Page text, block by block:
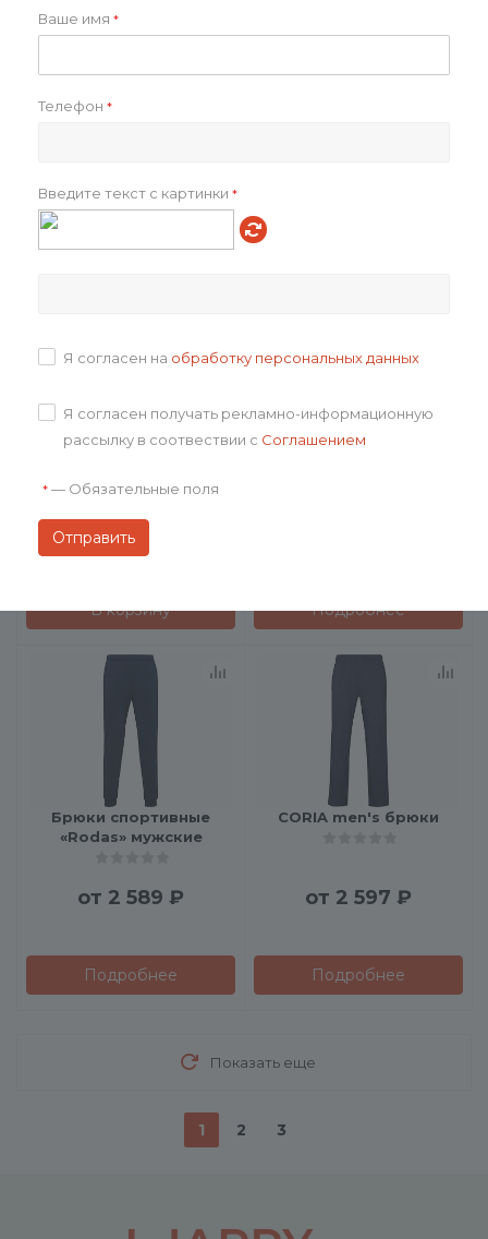
Шорты "Spiro"
2 149 ₽
2 374
В корзину Подробнее
Брюки спортивные
«Rodas» мужские
от 2 589 ₽
Подробнее
CORIA men's брюки
от 2 597 ₽
Подробнее
Показать еще
1 2 3
Ваше имя *
Телефон *
Введите текст с картинки *
Я согласен на обработку персональных данных
Я согласен получать рекламно-информационную
рассылку в соотвествии с Соглашением
* — Обязательные поля